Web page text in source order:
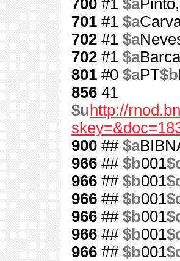
700 #1 $aPinto,
701 #1 $a
702 #1 $a
702 #1 $a
801 #0 $aPT$b
856 41
$u http://
900 ## $a
966 ## $b001
966 ## $b001
966 ## $b001
966 ## $b001
966 ## $b001
966 ## $b001